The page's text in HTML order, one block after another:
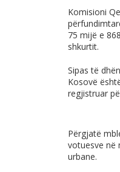
Komisioni
75 mijë e
shkurtit.
Sipas të
Kosovë
regjistruar
Përgjatë
votuesve në
urbane.